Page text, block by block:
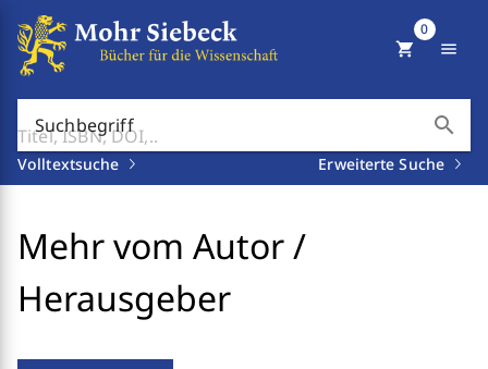
Suchbegriff search
Volltextsuche Erweiterte Suche
shopping_cart
0
menu
Mehr vom Autor /
Herausgeber